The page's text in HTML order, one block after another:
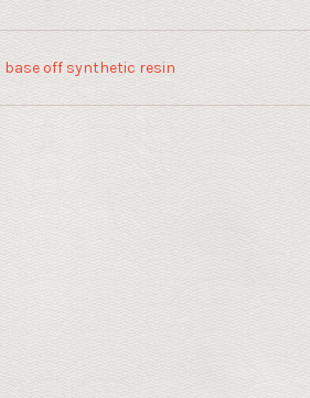
base off synthetic resin